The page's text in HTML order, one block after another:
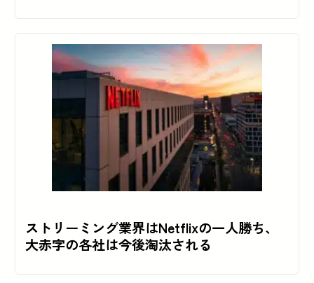
ストリーミング業界はNetflixの一人勝ち、
大赤字の各社は今後淘汰される